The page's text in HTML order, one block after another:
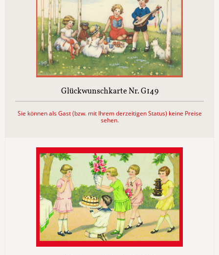
Glückwunschkarte Nr. G149
Sie können als Gast (bzw. mit Ihrem derzeitigen Status) keine Preise
sehen.